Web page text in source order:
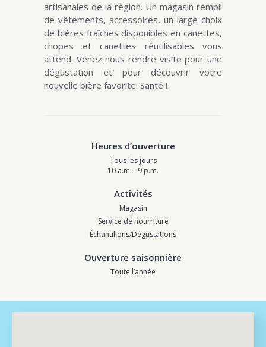
artisanales de la région. Un magasin rempli
de vêtements, accessoires, un large choix
de bières fraîches disponibles en canettes,
chopes et canettes réutilisables vous
attend. Venez nous rendre visite pour une
dégustation et pour découvrir votre
nouvelle bière favorite. Santé !
Heures d’ouverture
Tous les jours
10 a.m. - 9 p.m.
Activités
Magasin
Service de nourriture
Échantillons/Dégustations
Ouverture saisonnière
Toute l’année